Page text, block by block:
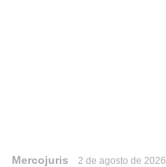
Mercojuris 2 de agosto de 2026